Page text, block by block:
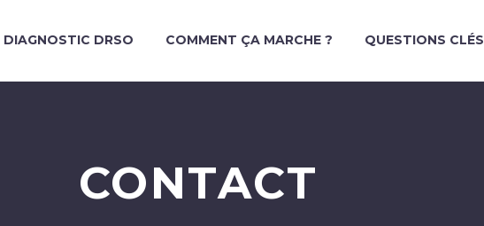
DIAGNOSTIC DRSO COMMENT ÇA MARCHE ? QUESTIONS CLÉS
CONTACT